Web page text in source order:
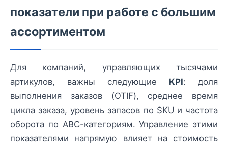
показатели при работе с большим
ассортиментом
Для компаний, управляющих тысячами
артикулов, важны следующие KPI: доля
выполнения заказов (OTIF), среднее время
цикла заказа, уровень запасов по SKU и частота
оборота по ABC-категориям. Управление этими
показателями напрямую влияет на стоимость